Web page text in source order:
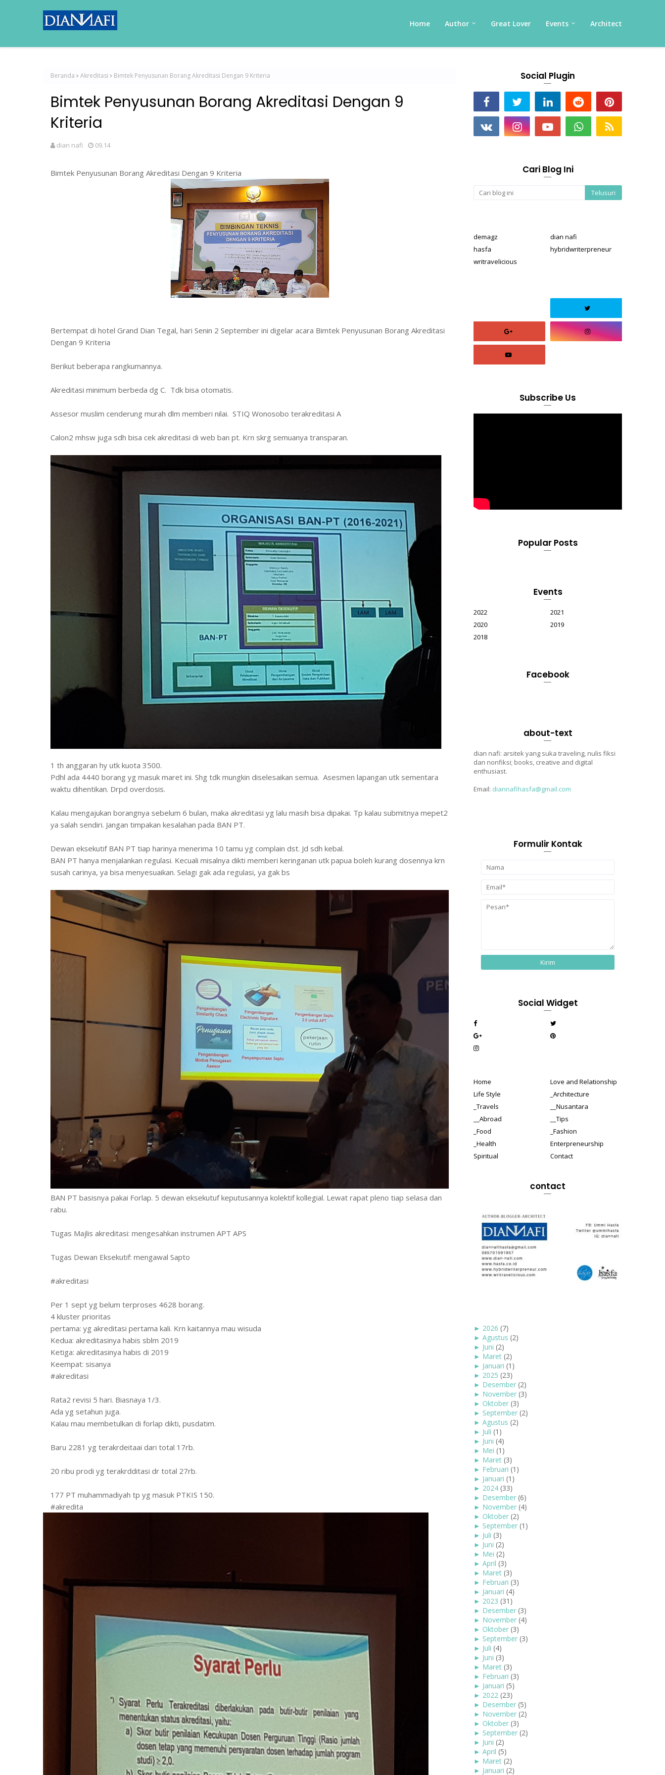
Home Author Great Lover Events Architect
Beranda Akreditasi Bimtek Penyusunan Borang Akreditasi Dengan 9 Kriteria
Bimtek Penyusunan Borang Akreditasi Dengan 9
Kriteria
dian nafi 09.14
Bimtek Penyusunan Borang Akreditasi Dengan 9 Kriteria
Bertempat di hotel Grand Dian Tegal, hari Senin 2 September ini digelar acara Bimtek Penyusunan Borang Akreditasi
Dengan 9 Kriteria
Berikut beberapa rangkumannya.
Akreditasi minimum berbeda dg C. Tdk bisa otomatis.
Assesor muslim cenderung murah dlm memberi nilai. STIQ Wonosobo terakreditasi A
Calon2 mhsw juga sdh bisa cek akreditasi di web ban pt. Krn skrg semuanya transparan.
1 th anggaran hy utk kuota 3500.
Pdhl ada 4440 borang yg masuk maret ini. Shg tdk mungkin diselesaikan semua. Asesmen lapangan utk sementara
waktu dihentikan. Drpd overdosis.
Kalau mengajukan borangnya sebelum 6 bulan, maka akreditasi yg lalu masih bisa dipakai. Tp kalau submitnya mepet2
ya salah sendiri. Jangan timpakan kesalahan pada BAN PT.
Dewan eksekutif BAN PT tiap harinya menerima 10 tamu yg complain dst. Jd sdh kebal.
BAN PT hanya menjalankan regulasi. Kecuali misalnya dikti memberi keringanan utk papua boleh kurang dosennya krn
susah carinya, ya bisa menyesuaikan. Selagi gak ada regulasi, ya gak bs
BAN PT basisnya pakai Forlap. 5 dewan eksekutuf keputusannya kolektif kollegial. Lewat rapat pleno tiap selasa dan
rabu.
Tugas Majlis akreditasi: mengesahkan instrumen APT APS
Tugas Dewan Eksekutif: mengawal Sapto
#akreditasi
Per 1 sept yg belum terproses 4628 borang.
4 kluster prioritas
pertama: yg akreditasi pertama kali. Krn kaitannya mau wisuda
Kedua: akreditasinya habis sblm 2019
Ketiga: akreditasinya habis di 2019
Keempat: sisanya
#akreditasi
Rata2 revisi 5 hari. Biasnaya 1/3.
Ada yg setahun juga.
Kalau mau membetulkan di forlap dikti, pusdatim.
Baru 2281 yg terakrdeitaai dari total 17rb.
20 ribu prodi yg terakrdditasi dr total 27rb.
177 PT muhammadiyah tp yg masuk PTKIS 150.
#akredita
Social Plugin
Cari Blog Ini
demagz
dian nafi
hasfa
hybridwriterpreneur
writravelicious
Subscribe Us
Popular Posts
Events
2022
2021
2020
2019
2018
Facebook
about-text
dian nafi: arsitek yang suka traveling, nulis fiksi
dan nonfiksi; books, creative and digital
enthusiast.
Email: diannafihasfa@gmail.com
Formulir Kontak
Social Widget
Home
Love and Relationship
Life Style
_Architecture
_Travels
__Nusantara
__Abroad
__Tips
_Food
_Fashion
_Health
Enterpreneurship
Spiritual
Contact
contact
► 2026 (7)
► Agustus (2)
► Juni (2)
► Maret (2)
► Januari (1)
► 2025 (23)
► Desember (2)
► November (3)
► Oktober (3)
► September (2)
► Agustus (2)
► Juli (1)
► Juni (4)
► Mei (1)
► Maret (3)
► Februari (1)
► Januari (1)
► 2024 (33)
► Desember (6)
► November (4)
► Oktober (2)
► September (1)
► Juli (3)
► Juni (2)
► Mei (2)
► April (3)
► Maret (3)
► Februari (3)
► Januari (4)
► 2023 (31)
► Desember (3)
► November (4)
► Oktober (3)
► September (3)
► Juli (4)
► Juni (3)
► Maret (3)
► Februari (3)
► Januari (5)
► 2022 (23)
► Desember (5)
► November (2)
► Oktober (3)
► September (2)
► Juni (2)
► April (5)
► Maret (2)
► Januari (2)